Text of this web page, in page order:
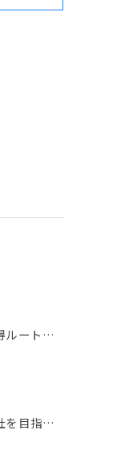
土木資格の取得ルートや静岡県静岡市でのキャリアアップ戦略を現実的に解説
配管工への入社を目指す方へ静岡県静岡市で仕事選びと成長のステップ徹底ガイド